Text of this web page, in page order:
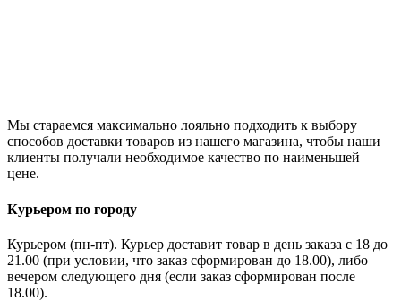
Мы стараемся максимально лояльно подходить к выбору
способов доставки товаров из нашего магазина, чтобы наши
клиенты получали необходимое качество по наименьшей
цене.
Курьером по городу
Курьером (пн-пт). Курьер доставит товар в день заказа с 18 до
21.00 (при условии, что заказ сформирован до 18.00), либо
вечером следующего дня (если заказ сформирован после
18.00).